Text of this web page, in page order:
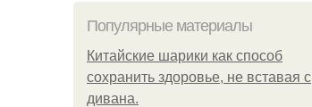
Популярные материалы
Китайские шарики как способ
сохранить здоровье, не вставая с
дивана.